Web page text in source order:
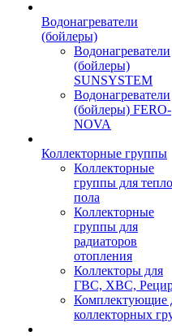
Водонагреватели
(бойлеры)
Водонагреватели
(бойлеры)
SUNSYSTEM
Водонагреватели
(бойлеры) FERO-
NOVA
Коллекторные группы
Коллекторные
группы для
пола
Коллекторные
группы для
радиаторов
отопления
Коллекторы для
ГВС, ХВС,
Комплектующие
коллекторных